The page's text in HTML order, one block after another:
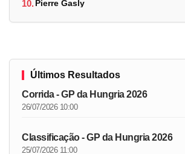
10.Pierre Gasly
Últimos Resultados
Corrida - GP da Hungria 2026
26/07/2026 10:00
Classificação - GP da Hungria 2026
25/07/2026 11:00